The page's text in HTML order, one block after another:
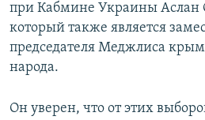
при Кабмине Украины
который также является
председателя Меджлиса
народа.
Он уверен, что от этих